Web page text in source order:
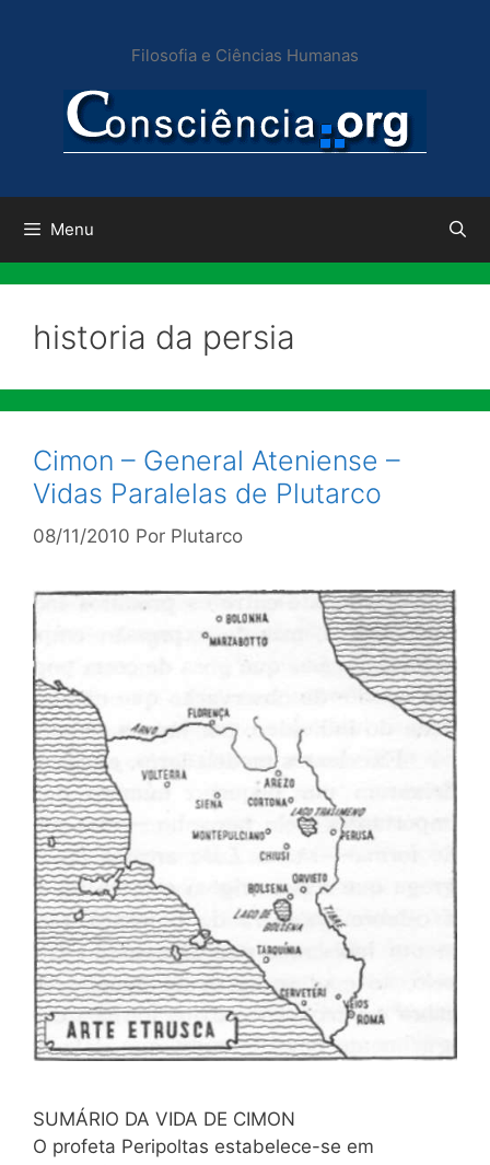
conteúdo
Filosofia e Ciências Humanas
Menu
historia da persia
Cimon – General Ateniense –
Vidas Paralelas de Plutarco
08/11/2010 Por Plutarco
SUMÁRIO DA VIDA DE CIMON
O profeta Peripoltas estabelece-se em